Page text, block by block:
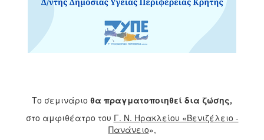
Το σεμινάριο θα πραγματοποιηθεί δια ζώσης,
στο αμφιθέατρο του Γ. Ν. Ηρακλείου «Βενιζέλειο -
Πανάνειο»,